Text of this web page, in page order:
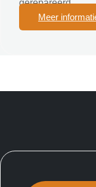
gerepareerd.
Meer